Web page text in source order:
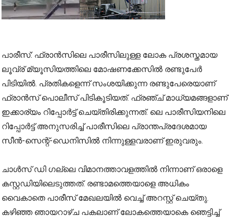
പാരീസ്: ഫ്രാന്‍സിലെ പാരീസിലുള്ള ലോക പ്രശസ്തമായ
ലൂവ്ര് മ്യൂസിയത്തിലെ മോഷണക്കേസില്‍ രണ്ടുപേര്‍
പിടിയില്‍. പ്രതികളെന്ന് സംശയിക്കുന്ന രണ്ടുപേരെയാണ്
ഫ്രാന്‍സ് പൊലീസ് പിടികൂടിയത്. ഫ്രഞ്ച് മാധ്യമങ്ങളാണ്
ഇക്കാര്യം റിപ്പോര്‍ട്ട് ചെയ്തിരിക്കുന്നത്. ലെ പാരീസിയനിലെ
റിപ്പോര്‍ട്ട് അനുസരിച്ച് പാരീസിലെ പ്രാന്തപ്രദേശമായ
സീന്‍-സെന്റ്-ഡെനിസില്‍ നിന്നുള്ളവരാണ് ഇരുവരും.
ചാള്‍സ് ഡി ഗല്ലെ വിമാനത്താവളത്തില്‍ നിന്നാണ് ഒരാളെ
കസ്റ്റഡിയിലെടുത്തത്. രണ്ടാമത്തെയാളെ അധികം
വൈകാതെ പാരീസ് മേഖലയിൽ വെച്ച് അറസ്റ്റ് ചെയ്തു.
കഴിഞ്ഞ ഞായറാഴ്ച പകലാണ് ലോകത്തെയാകെ ഞെട്ടിച്ച്